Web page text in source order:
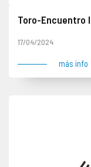
Toro-Encuentro
17/04/2024
más info